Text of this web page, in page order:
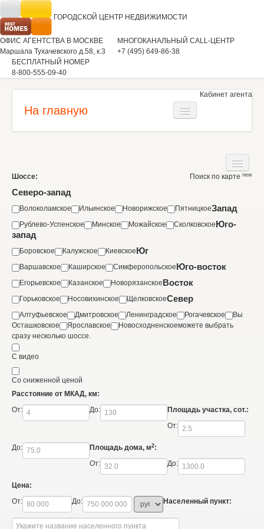
ГОРОДСКОЙ ЦЕНТР НЕДВИЖИМОСТИ
ОФИС АГЕНТСТВА В МОСКВЕ
Маршала Тухачевского д.58, к.3
МНОГОКАНАЛЬНЫЙ CALL-ЦЕНТР
+7 (495) 649-86-38
БЕСПЛАТНЫЙ НОМЕР
8-800-555-09-40
Кабинет агента
На главную
Аренда
Вакансии
Участки
Квартиры
Коммерческая недвижимость
Шоссе: Поиск по карте new
Северо-запад
Волоколамское Ильинское Новорижское ПятницкоеЗапад
Рублево-Успенское Минское Можайское СколковскоеЮго-
запад
Боровское Калужское КиевскоеЮг
Варшавское Каширское СимферопольскоеЮго-восток
Егорьевское Казанское НоворязанскоеВосток
Горьковское Носовихинское ЩелковскоеСевер
Алтуфьевское Дмитровское Ленинградское
Рогачевское
Осташковское
Ярославское Новосходненское
Вы
можете выбрать
сразу несколько шоссе.
С видео
Со сниженной ценой
Расстояние от МКАД, км:
От:
До:
Площадь участка, сот.:
От:
До: Площадь дома, м2:
От:
До:
Цена:
От:
До: Населенный пункт: